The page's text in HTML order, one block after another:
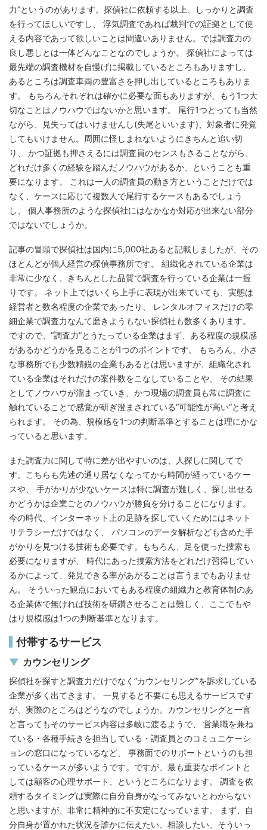
力”というのがあります。探偵社に依頼する以上、しっかりと調査
を行ってほしいですし、 浮気調査であれば裁判での証拠として使
える内容であって欲しいことは間違いありません。では調査力の
良し悪しとは一体どんなことなのでしょうか。 探偵社によっては
最先端の調査機材を自慢げに掲載しているところもありますし、
あるところは調査車両の豊富さを押し出しているところもありま
す。 もちろんそれぞれは確かに必要な面もありますが、もう1つ大
切なことはノウハウではないかと思います。 尾行1つとっても当然
ながら、見失ってはいけませんし(失尾といいます)、対象者に発覚
してもいけません。周囲に怪しまれないようにきちんと追い切
り、 かつ証拠も押さえるには調査員のセンスもさることながら、
どれだけ多くの経験を踏んだノウハウがあるか、ということも重
要になります。 これは一人の調査員の動き方ということだけでは
なく、ケースに応じて複数人で尾行するケースもあるでしょう
し、 個人事務所のような探偵社にはなかなか対応が出来ない部分
ではないでしょうか。
記事の冒頭で探偵社は国内に5,000社あると記載しましたが、その
ほとんどが個人経営の探偵事務所です。 組織化されている企業は
非常に少なく、きちんとした品質で調査を行っている企業は一握
りです。 ネット上ではいくら上手に表現が出来ていても、実態は
経営者と数名程度の企業であったり、 レンタルオフィスだけの零
細企業で調査力なんて磨きようもない探偵社も数多くあります。
ですので、”調査力”とうたっている企業はまず、ある程度の規模感
があるかどうかを見ることが1つのポイントです。 もちろん、小さ
な事務所でも少数精鋭の企業もあるとは思いますが、組織化され
ている企業はそれだけの案件数をこなしていることや、 その結果
としてノウハウが溜まっていき、かつ現場の調査員も常に調査に
触れていることで感覚が研ぎ澄まされている”可能性が高い”と考え
られます。 その為、規模感を1つの判断基準とすることは理にかな
っていると思います。
また調査力に関して特に差が出やすいのは、人探しに関してで
す。こちらも先述の通り居なくなってから時間が経っているケー
スや、 手がかりが少ないケースは特に調査が難しく、探し出せる
かどうかは企業ごとのノウハウが勝負を分けることになります。
今の時代、インターネット上の足跡を探していくためにはネット
リテラシーだけではなく、 パソコンのデータ解析なども含めた手
がかりを見つける技術も必要です。もちろん、足を使った捜索も
必要になりますが、 時代にあった捜索方法をどれだけ習得してい
るかによって、発見できる率があがることは言うまでもありませ
ん。 そういった観点においてもある程度の組織力と教育体制のあ
る企業体で無ければ技術を研鑽させることは難しく、ここでもや
はり規模感は1つの判断基準となります。
付帯するサービス
カウンセリング
探偵社を探すと調査力だけでなく”カウンセリング”を訴求している
企業が多く出てきます。 一見すると不要にも思えるサービスです
が、実際のところはどうなのでしょうか。カウンセリングと一言
と言ってもそのサービス内容は多岐に渡るようで、 営業職を兼ね
ている・各種手続きを担当している・調査員とのコミュニケーシ
ョンの窓口になっているなど、 事務面でのサポートというのも担
っているケースが多いようです。ですが、最も重要なポイントと
しては顧客の心理サポート、というところになります。 調査を依
頼するタイミングは実際に自分自身がなってみないとわからない
と思いますが、非常に精神的に不安定になっています。 まず、自
分自身が置かれた状況を誰かに伝えたい、相談したい、そういっ